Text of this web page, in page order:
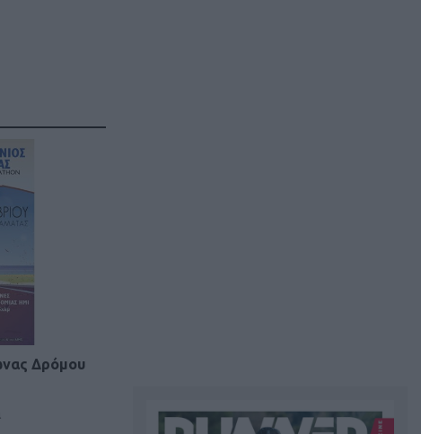
Δρόμου